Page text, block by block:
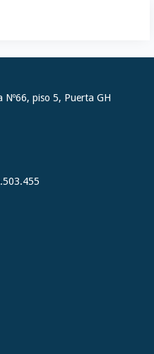
piso 5, Puerta GH